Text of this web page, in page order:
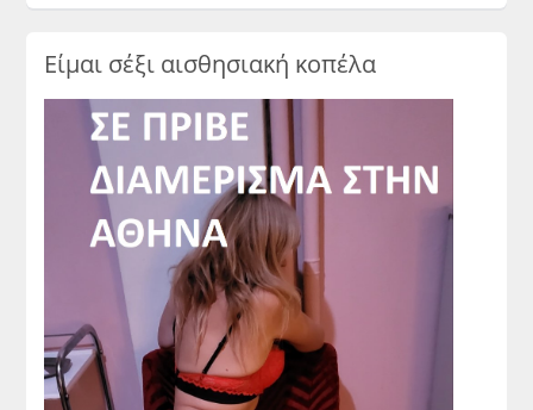
Είμαι σέξι αισθησιακή κοπέλα